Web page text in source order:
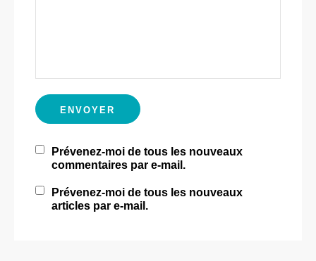
Prévenez-moi de tous les nouveaux
commentaires par e-mail.
Prévenez-moi de tous les nouveaux
articles par e-mail.